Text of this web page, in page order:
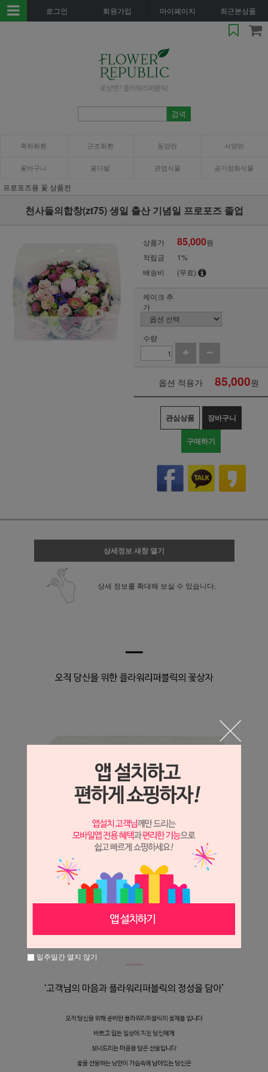
로그인 회원가입 마이페이지 최근본상품
축하화환 근조화환 동양란 서양란
꽃바구니 꽃다발 관엽식물 공기정화식물
프로포즈용 꽃 상품전
천사들의합창(zt75) 생일 출산 기념일 프로포즈 졸업
상품가 85,000원
적립금
1%
배송비
(무료)
케이크 추
가
수량
옵션 적용가 85,000원
관심상품 장바구니
구매하기
상세정보 새창 열기
상세 정보를 확대해 보실 수 있습니다.
일주일간 열지 않기